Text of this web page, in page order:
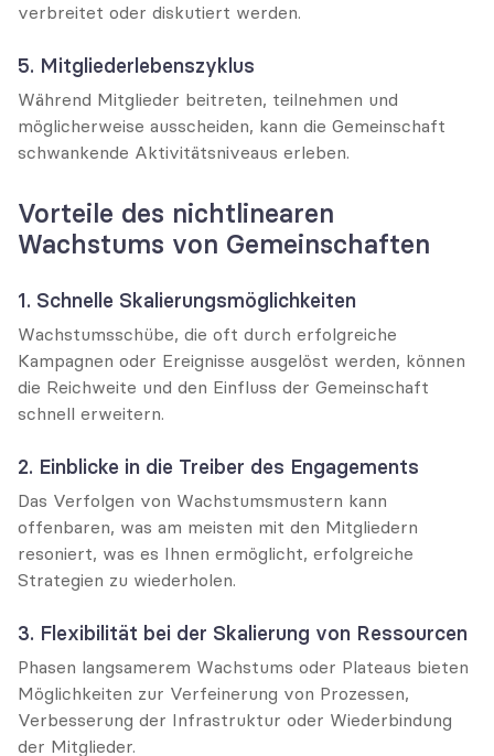
verbreitet oder diskutiert werden.
5. Mitgliederlebenszyklus
Während Mitglieder beitreten, teilnehmen und
möglicherweise ausscheiden, kann die Gemeinschaft
schwankende Aktivitätsniveaus erleben.
Vorteile des nichtlinearen
Wachstums von Gemeinschaften
1. Schnelle Skalierungsmöglichkeiten
Wachstumsschübe, die oft durch erfolgreiche
Kampagnen oder Ereignisse ausgelöst werden, können
die Reichweite und den Einfluss der Gemeinschaft
schnell erweitern.
2. Einblicke in die Treiber des Engagements
Das Verfolgen von Wachstumsmustern kann
offenbaren, was am meisten mit den Mitgliedern
resoniert, was es Ihnen ermöglicht, erfolgreiche
Strategien zu wiederholen.
3. Flexibilität bei der Skalierung von Ressourcen
Phasen langsamerem Wachstums oder Plateaus bieten
Möglichkeiten zur Verfeinerung von Prozessen,
Verbesserung der Infrastruktur oder Wiederbindung
der Mitglieder.